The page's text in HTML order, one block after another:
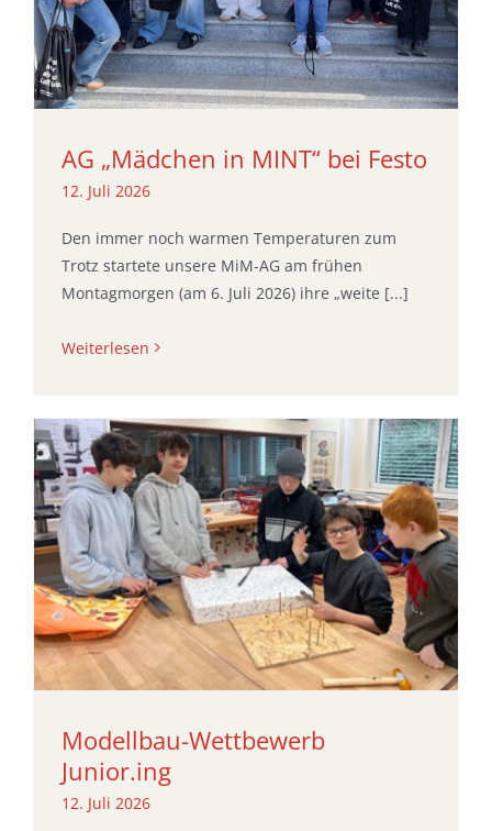
AG „Mädchen in MINT“ bei Festo
12. Juli 2026
Den immer noch warmen Temperaturen zum
Trotz startete unsere MiM-AG am frühen
Montagmorgen (am 6. Juli 2026) ihre „weite [...]
Weiterlesen
Modellbau-Wettbewerb
Junior.ing
12. Juli 2026